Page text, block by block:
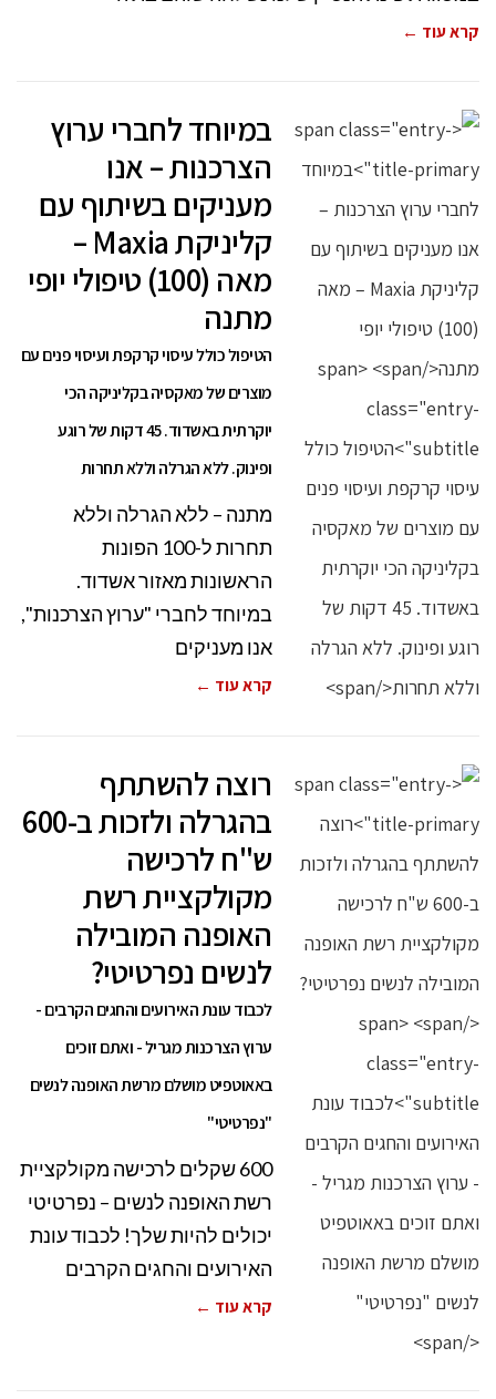
קרא עוד ←
במיוחד לחברי ערוץ
הצרכנות – אנו
מעניקים בשיתוף עם
קליניקת Maxia –
מאה (100) טיפולי יופי
מתנה
הטיפול כולל עיסוי קרקפת ועיסוי פנים עם
מוצרים של מאקסיה בקליניקה הכי
יוקרתית באשדוד. 45 דקות של רוגע
ופינוק. ללא הגרלה וללא תחרות
מתנה – ללא הגרלה וללא
תחרות ל-100 הפונות
הראשונות מאזור אשדוד.
במיוחד לחברי "ערוץ הצרכנות",
אנו מעניקים
קרא עוד ←
רוצה להשתתף
בהגרלה ולזכות ב-600
ש"ח לרכישה
מקולקציית רשת
האופנה המובילה
לנשים נפרטיטי?
לכבוד עונת האירועים והחגים הקרבים -
ערוץ הצרכנות מגריל - ואתם זוכים
באאוטפיט מושלם מרשת האופנה לנשים
"נפרטיטי"
600 שקלים לרכישה מקולקציית
רשת האופנה לנשים – נפרטיטי
יכולים להיות שלך! לכבוד עונת
האירועים והחגים הקרבים
קרא עוד ←